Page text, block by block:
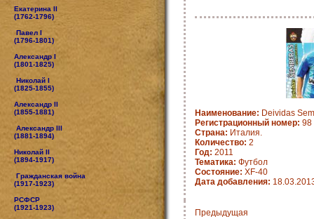
Екатерина II
(1762-1796)
Павел I
(1796-1801)
Александр I
(1801-1825)
Николай I
(1825-1855)
Александр II
(1855-1881)
Александр III
(1881-1894)
Николай II
(1894-1917)
Гражданская война
(1917-1923)
РСФСР
(1921-1923)
Наименование: Deividas
Регистрационный номер: 98
Страна: Италия.
Количество: 2
Год: 2011
Тематика: Футбол
Состояние: XF-40
Дата добавления:
Предыдущая